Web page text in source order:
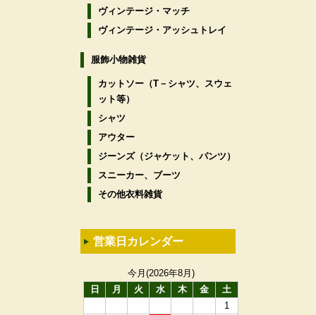
ヴィンテージ・マッチ
ヴィンテージ・アッシュトレイ
服飾小物雑貨
カットソー（T－シャツ、スウェ
ット等）
シャツ
アウター
ジーンズ（ジャケット、パンツ）
スニーカー、ブーツ
その他衣料雑貨
営業日カレンダー
今月(2026年8月)
日
月 火 水 木 金
土
1